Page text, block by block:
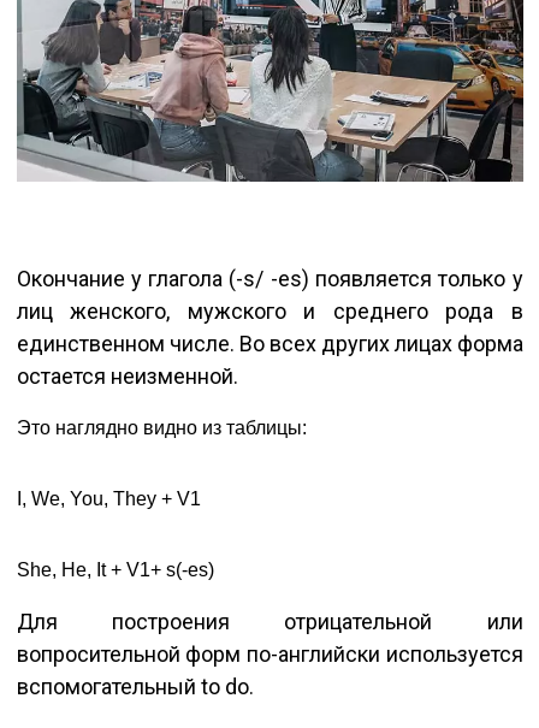
Окончание у глагола (-s/ -es) появляется только у
лиц женского, мужского и среднего рода в
единственном числе. Во всех других лицах форма
остается неизменной.
Это наглядно видно из таблицы:
I, We, You, They + V1
She, He, It + V1+ s(-es)
Для построения отрицательной или
вопросительной форм по-английски используется
вспомогательный to do.